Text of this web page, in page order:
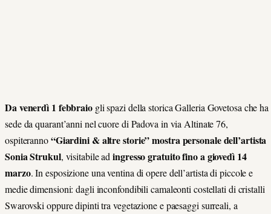
Da venerdì 1 febbraiogli spazi della storica Galleria Govetosa che ha
sede da quarant’anni nel cuore di Padova in via Altinate 76,
ospiteranno“Giardini & altre storie” mostra personale dell’artista
Sonia Strukul, visitabile adingresso gratuitofino a giovedì 14
marzo. In esposizione una ventina di opere dell’artista di piccole e
medie dimensioni: dagli inconfondibili camaleonti costellati di cristalli
Swarovski oppure dipinti tra vegetazione e paesaggi surreali, a